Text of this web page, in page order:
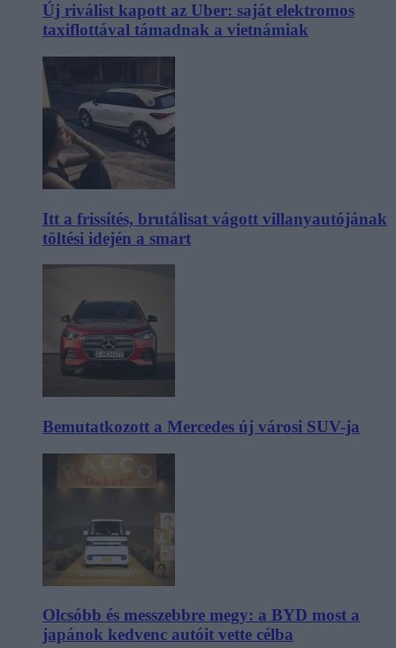
Új riválist kapott az Uber: saját elektromos
taxiflottával támadnak a vietnámiak
Itt a frissítés, brutálisat vágott villanyautójának
töltési idején a smart
Bemutatkozott a Mercedes új városi SUV-ja
Olcsóbb és messzebbre megy: a BYD most a
japánok kedvenc autóit vette célba